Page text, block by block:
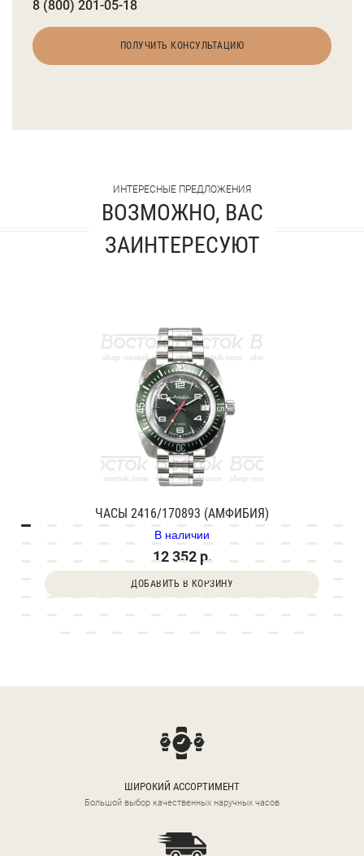
8 (800) 201-05-18
ПОЛУЧИТЬ КОНСУЛЬТАЦИЮ
ИНТЕРЕСНЫЕ ПРЕДЛОЖЕНИЯ
ВОЗМОЖНО, ВАС
ЗАИНТЕРЕСУЮТ
ЧАСЫ 2416/170893 (АМФИБИЯ)
В наличии
12 352 р.
ДОБАВИТЬ В КОРЗИНУ
ШИРОКИЙ АССОРТИМЕНТ
Большой выбор качественных наручных часов